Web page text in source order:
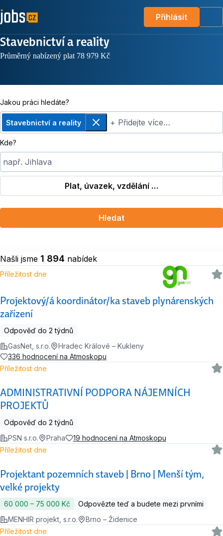
Přihlásit
Stavebnictví a reality
Průměrný nabízený plat 78 979 Kč
Jakou práci hledáte?
Stavebnictví a reality
Odebrat+ Přidejte více…
Kde?
např. Jihlava
Plat, úvazek, vzdělání …
Hledat
Našli jsme 1 894 nabídek
Projektový/á koordinátor/ka staveb plynárenských
zařízení
Příležitost dne
Odpověď do 2 týdnů
GasNet, s.r.o.
Hradec Králové – Kukleny
336 hodnocení na Atmoskopu
ADMINISTRATIVNÍ PODPORA NÁJEMNÍCH
PROJEKTŮ
Příležitost dne
Odpověď do 2 týdnů
PSN s.r.o.
Praha 19 hodnocení na Atmoskopu
Projektant pozemních staveb | Brno | Menší tým,
velké projekty
Příležitost dne
60 000 ‍–‍ 75 000 Kč
Odpovězte teď a budete mezi prvními
MENHIR projekt, s.r.o.
Brno – Židenice
Příležitost dne